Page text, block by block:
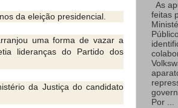
da eleição presidencial.
uma forma de vazar a
lideranças do Partido dos
da Justiça do candidato
As
feitas
Por ...